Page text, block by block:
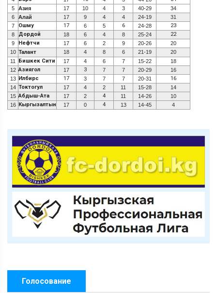
5 Азия 17 10 4 3 40-29
34
6
Алай 17 9 4 4 24-19
31
7
Ошму 17 6 5 6 24-28 23
8 Дордой 18 6 4 8 25-24 22
9 Нефтчи 17 6 2 9 20-26
20
10 Талант 18 4 8 6 21-19
20
11
Бишкек Сити 17 4 6 7 15-22
18
12 Азиягол 17 3 7 7 20-29
16
13 Илбирс 17 3 7 7 20-31 16
14 Токтогул 17 4 2 11 15-28
14
15 Абдыш-Ата 17 2 4 11 14-26
10
16 Кыргызалтын 17 0 4 13 14-45 4
Голосование